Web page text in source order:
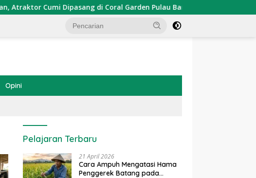
Cumi Dipasang di Coral Garden Pulau Barrang Caddi
Opini
Pelajaran Terbaru
21 April 2026
Cara Ampuh Mengatasi Hama
Penggerek Batang pada